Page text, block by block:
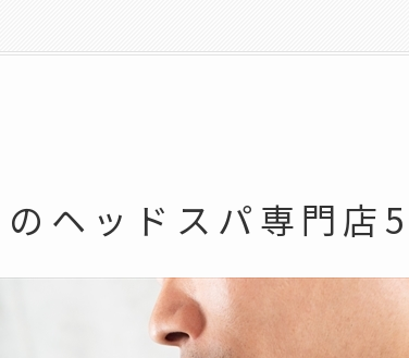
ヘッドスパ専門店